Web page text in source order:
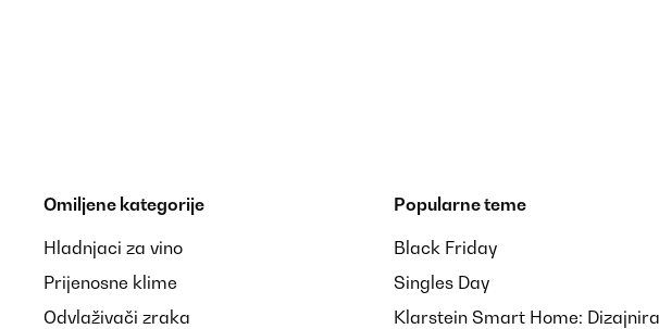
Omiljene kategorije
Hladnjaci za vino
Prijenosne klime
Odvlaživači zraka
Popularne teme
Black Friday
Singles Day
Klarstein Smart Home: